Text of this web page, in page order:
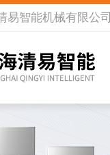
易智能机械有限公司